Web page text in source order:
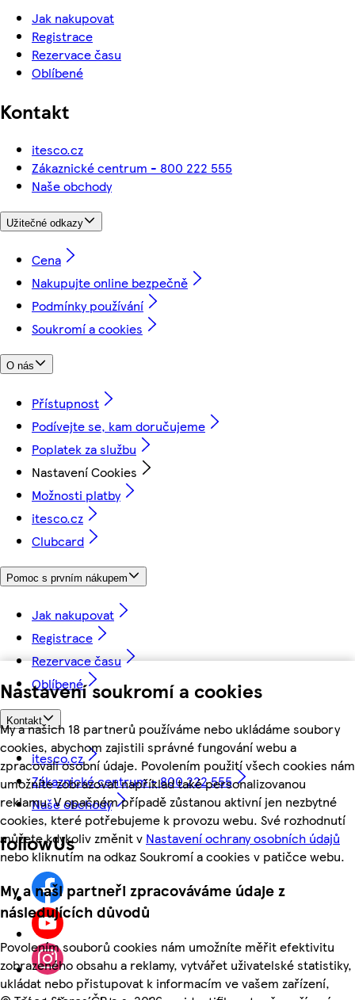
Nastavení soukromí a cookies
My a našich 18 partnerů používáme nebo ukládáme soubory
cookies, abychom zajistili správné fungování webu a
zpracovali osobní údaje. Povolením použití všech cookies nám
umožníte zobrazovat například také personalizovanou
reklamu. V opačném případě zůstanou aktivní jen nezbytné
cookies, které potřebujeme k provozu webu. Své rozhodnutí
můžete kdykoliv změnit v Nastavení ochrany osobních údajů
nebo kliknutím na odkaz Soukromí a cookies v patičce webu.
My a naši partneři zpracováváme údaje z
následujících důvodů
Povolením souborů cookies nám umožníte měřit efektivitu
zobrazeného obsahu a reklamy, vytvářet uživatelské statistiky,
ukládat nebo přistupovat k informacím ve vašem zařízení,
Jak nakupovat
Registrace
Rezervace času
Oblíbené
Kontakt
itesco.cz
Zákaznické centrum - 800 222 555
Naše obchody
Užitečné odkazy
Cena
Nakupujte online bezpečně
Podmínky používání
Soukromí a cookies
O nás
Přístupnost
Podívejte se, kam doručujeme
Poplatek za službu
Nastavení Cookies
Možnosti platby
itesco.cz
Clubcard
Pomoc s prvním nákupem
Jak nakupovat
Registrace
Rezervace času
Oblíbené
Kontakt
itesco.cz
Zákaznické centrum - 800 222 555
Naše obchody
followUs